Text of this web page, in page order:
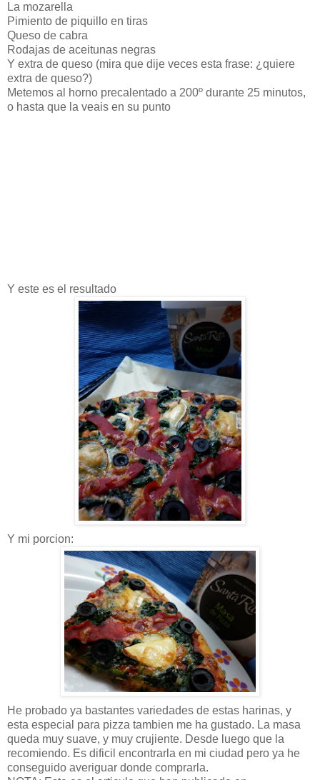
La mozarella
Pimiento de piquillo en tiras
Queso de cabra
Rodajas de aceitunas negras
Y extra de queso (mira que dije veces esta frase: ¿quiere
extra de queso?)
Metemos al horno precalentado a 200º durante 25 minutos,
o hasta que la veais en su punto
Y este es el resultado
Y mi porcion:
He probado ya bastantes variedades de estas harinas, y
esta especial para pizza tambien me ha gustado. La masa
queda muy suave, y muy crujiente. Desde luego que la
recomiendo. Es dificil encontrarla en mi ciudad pero ya he
conseguido averiguar donde comprarla.